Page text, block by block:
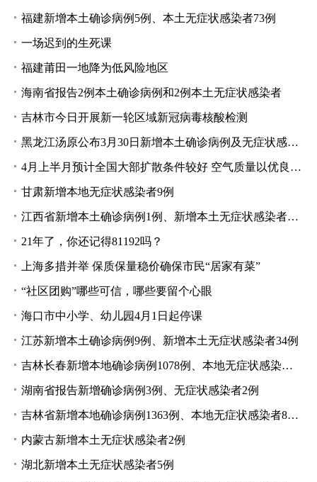
福建新增本土确诊病例5例、本土无症状感染者73例
一场迟到的生死课
福建莆田一地降为低风险地区
海南省报告2例本土确诊病例和2例本土无症状感染者
吉林市今日开展新一轮区域新冠病毒核酸检测
黑龙江汤原公布3月30日新增本土确诊病例及无症状感染者活动轨迹
4月上半月预计全国大部扩散条件较好 空气质量以优良为主
甘肃新增本地无症状感染者9例
江西省新增本土确诊病例1例、新增本土无症状感染者18例
21年了，你还记得81192吗？
上海多措并举 保质保量稳价确保市民“居家有菜”
“社区团购”哪些可信，哪些要留个心眼
海口市中小学、幼儿园4月1日起停课
江苏新增本土确诊病例9例、新增本土无症状感染者34例
吉林长春新增本地确诊病例1078例、本地无症状感染者444例
湖南省报告新增确诊病例3例、无症状感染者2例
吉林省新增本地确诊病例1363例、本地无症状感染者871例
内蒙古新增本土无症状感染者2例
湖北新增本土无症状感染者5例